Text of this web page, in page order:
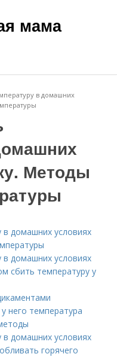
мама
в домашних
Методы
домашних условиях
домашних условиях
сбить температуру у
него температура
домашних условиях
горячего